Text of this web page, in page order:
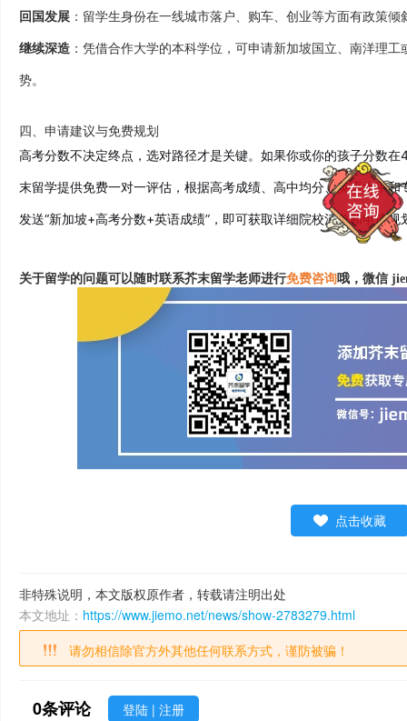
回国发展 ：留学生身份在一线城市落户、购车、创业等方面有政策倾
继续深造 ：凭借合作大学的本科学位，可申请新加坡国立、南洋理
势。
四、申请建议与免费规划
高考分数不决定终点，选对路径才是关键。如果你或你的孩子分数
末留学提供免费一对一评估，根据高考成绩、高中均分、英语水平
发送“新加坡+高考分数+英语成绩”，即可获取详细院校清单和申请规
关于留学的问题可以随时联系芥末留学老师进行免费咨询哦，微信
点击收藏
非特殊说明，本文版权原作者，转载请注明出处
本文地址： https://www.jiemo.net/news/show-2783279.html
请勿相信除官方外其他任何联系方式，谨防被骗！
0条评论 登陆 | 注册